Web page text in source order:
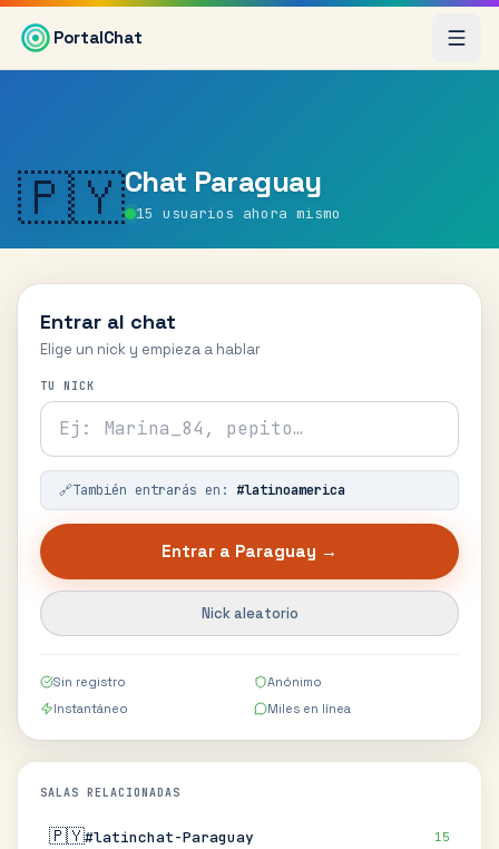
Saltar al contenido principal
PortalChat
🇵🇾Chat Paraguay
15 usuarios ahora mismo
Entrar al chat
Elige un nick y empieza a hablar
TU NICK
🔗También entrarás en: #latinoamerica
Entrar a Paraguay →
Nick aleatorio
Sin registro
Anónimo
Instantáneo
Miles en línea
SALAS RELACIONADAS
🇵🇾#latinchat-Paraguay 15